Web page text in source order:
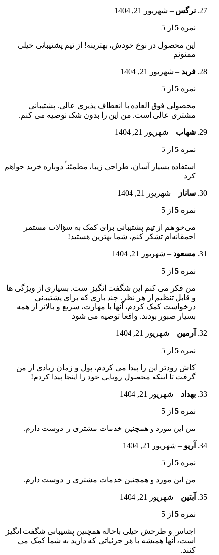
نرگس – شهریور 21, 1404
نمره 5 از 5
این محصول در نوع خودش، بهترینه! از تیم پشتیبانی خیلی
ممنونم
فربد – شهریور 21, 1404
نمره 5 از 5
محصولی فوق العاده با انعطاف پذیری عالی. پشتیبانی
مشتری عالی است. من این را بدون شک توصیه می کنم.
شهاب – شهریور 21, 1404
نمره 5 از 5
استفاده بسیار آسان، طراحی زیبا، مطمئناً دوباره خرید خواهم
کرد
ساناز – شهریور 21, 1404
نمره 5 از 5
می‌خواهم از تیم پشتیبانی برای کمک به سؤالات مستمر
احمقانه‌ام تشکر کنم، شما بهترین هستید!
مسعود – شهریور 21, 1404
نمره 5 از 5
من فکر می کنم این شگفت انگیز است. بسیاری از ویژگی ها
و قابل تنظیم از هر نظر. چند باری که برای پشتیبانی
درخواست کمک کردم، آنها با مهارت، سریع و بالاتر از همه
بسیار صبور بودند. واقعا توصیه می شود
آرمین – شهریور 21, 1404
نمره 5 از 5
کاش زودتر این را پیدا می کردم، پول و زمان زیادی از من
گرفت تا اینکه محصول رویایی خود را اینجا پیدا کردم!
بهداد – شهریور 21, 1404
نمره 5 از 5
من این مورد و همچنین خدمات مشتری را دوست دارم.
آریو – شهریور 21, 1404
نمره 5 از 5
من این مورد و همچنین خدمات مشتری را دوست دارم.
آبتین – شهریور 21, 1404
نمره 5 از 5
اجناس و طرحش خیلی باحاله همچنین پشتیبانی شگفت انگیز
است، آنها همیشه با هر جزئیاتی که دارید به شما کمک می
کنند.